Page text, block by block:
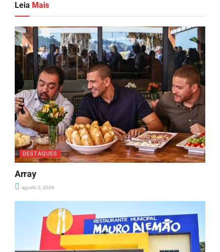
Leia Mais
DESTAQUES
Array
agosto 2, 2026